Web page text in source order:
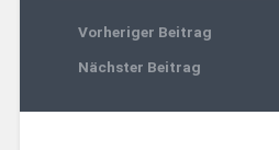
Vorheriger Beitrag
Nächster Beitrag